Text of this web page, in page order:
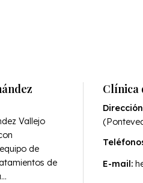
Vallejo
de
de
Clínica
E-mail: